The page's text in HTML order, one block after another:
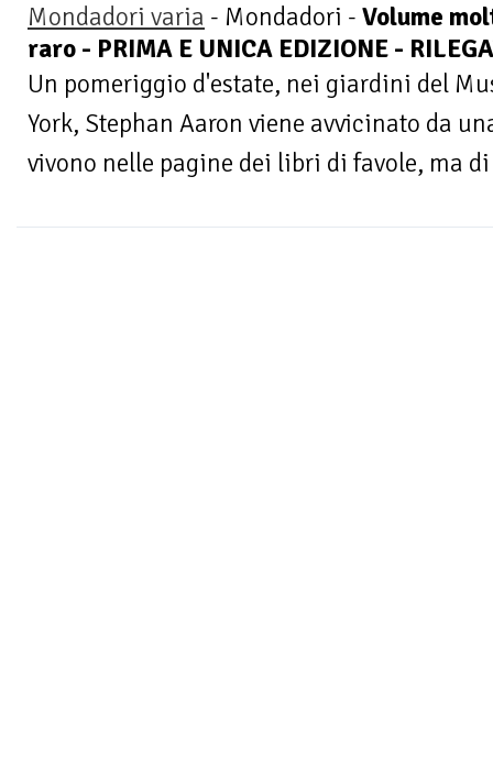
Mondadori varia - Mondadori - Volume
raro - PRIMA E UNICA EDIZIONE -
Un pomeriggio d'estate, nei giardini del
York, Stephan Aaron viene avvicinato da
vivono nelle pagine dei libri di favole, ma